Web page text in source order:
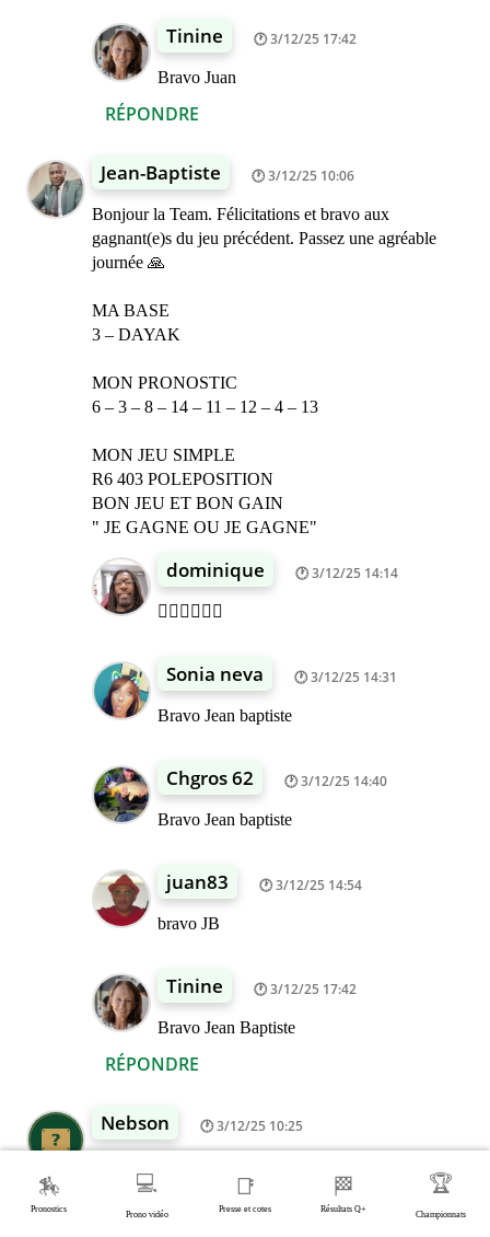
RÉPONDRE
Tinine 3/12/25 17:42
Bravo Juan
Jean-Baptiste 3/12/25 10:06
Bonjour la Team. Félicitations et bravo aux
gagnant(e)s du jeu précédent. Passez une agréable
journée 🙏
MA BASE
3 – DAYAK
MON PRONOSTIC
6 – 3 – 8 – 14 – 11 – 12 – 4 – 13
MON JEU SIMPLE
R6 403 POLEPOSITION
BON JEU ET BON GAIN
" JE GAGNE OU JE GAGNE"
RÉPONDRE
dominique 3/12/25 14:14
👍🏾👍🏾👍🏾
Sonia neva 3/12/25 14:31
Bravo Jean baptiste
Chgros 62 3/12/25 14:40
Bravo Jean baptiste
juan83 3/12/25 14:54
bravo JB
Tinine 3/12/25 17:42
Bravo Jean Baptiste
Nebson 3/12/25 10:25
MA BASE
6 JABLONSKI
🏇
Pronostics
💻
Prono vidéo
📑
Presse et cotes
🏁
Résultats Q+
🏆
Championnats